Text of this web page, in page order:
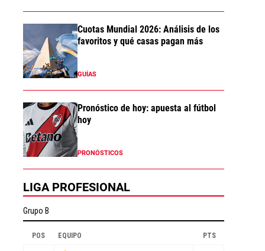
Cuotas Mundial 2026: Análisis de los
favoritos y qué casas pagan más
GUÍAS
Pronóstico de hoy: apuesta al fútbol
hoy
PRONÓSTICOS
LIGA PROFESIONAL